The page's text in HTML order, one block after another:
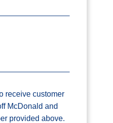
receive customer
McDonald and
provided above.